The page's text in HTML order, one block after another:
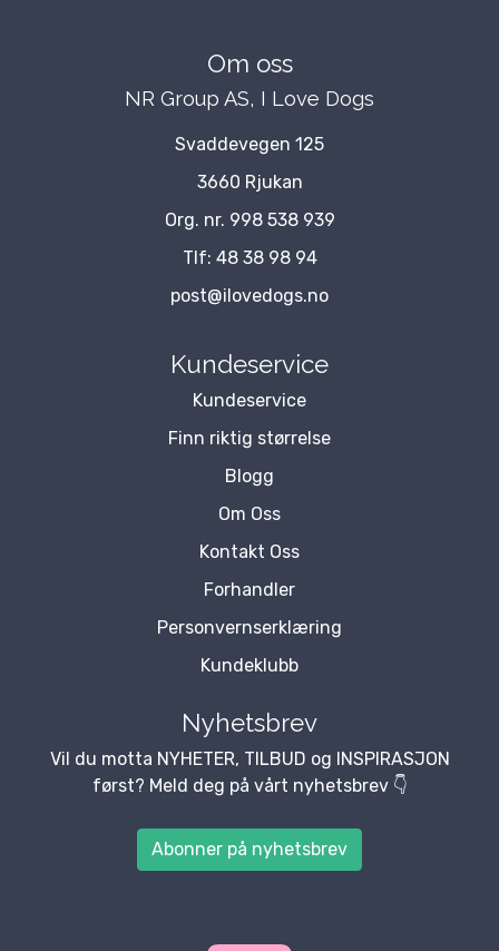
Om oss
NR Group AS, I Love Dogs
Svaddevegen 125
3660 Rjukan
Org. nr. 998 538 939
Tlf: 48 38 98 94
post@ilovedogs.no
Kundeservice
Kundeservice
Finn riktig størrelse
Blogg
Om Oss
Kontakt Oss
Forhandler
Personvernserklæring
Kundeklubb
Nyhetsbrev
Vil du motta NYHETER, TILBUD og INSPIRASJON
først? Meld deg på vårt nyhetsbrev 👇
Abonner på nyhetsbrev